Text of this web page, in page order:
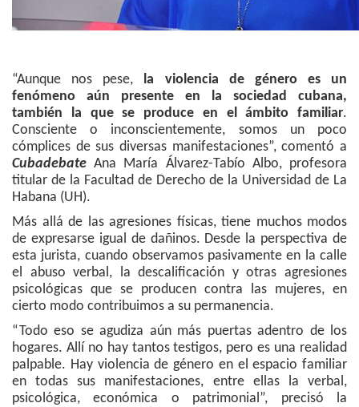
“Aunque nos pese, la violencia de género es un
fenómeno aún presente en la sociedad cubana,
también la que se produce en el ámbito familiar.
Consciente o inconscientemente, somos un poco
cómplices de sus diversas manifestaciones”, comentó a
Cubadebate Ana María Álvarez-Tabío Albo, profesora
titular de la Facultad de Derecho de la Universidad de La
Habana (UH).
Más allá de las agresiones físicas, tiene muchos modos
de expresarse igual de dañinos. Desde la perspectiva de
esta jurista, cuando observamos pasivamente en la calle
el abuso verbal, la descalificación y otras agresiones
psicológicas que se producen contra las mujeres, en
cierto modo contribuimos a su permanencia.
“Todo eso se agudiza aún más puertas adentro de los
hogares. Allí no hay tantos testigos, pero es una realidad
palpable. Hay violencia de género en el espacio familiar
en todas sus manifestaciones, entre ellas la verbal,
psicológica, económica o patrimonial”, precisó la